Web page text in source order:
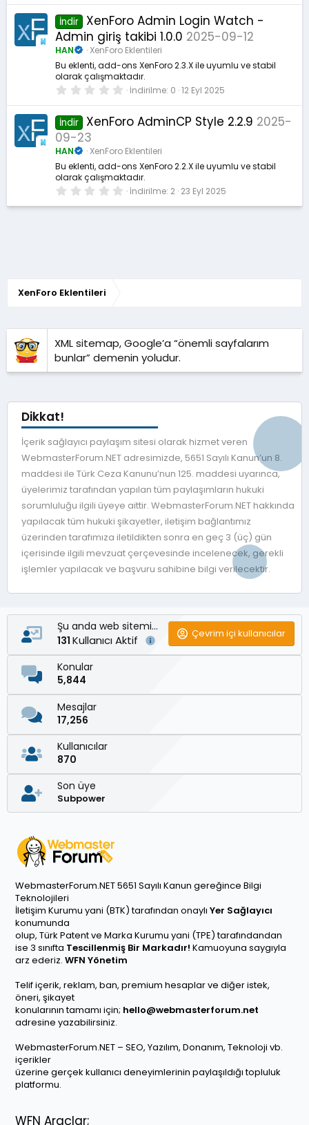
0
0
y
d
ı
z
İndir
XenForo Admin Login Watch -
Admin giriş takibi 1.0.0 2025-09-12
HAN
XenForo Eklentileri
Bu eklenti, add-ons XenForo 2.3.X ile uyumlu ve stabil
olarak çalışmaktadır.
0
0
0
y
d
ı
z
İndirilme 0 12 Eyl 2025
İndir XenForo AdminCP Style 2.2.9 2025-
09-23
HAN
XenForo Eklentileri
Bu eklenti, add-ons XenForo 2.2.X ile uyumlu ve stabil
olarak çalışmaktadır.
0
0
İndirilme 2 23 Eyl 2025
XenForo Eklentileri
XML sitemap, Google’a “önemli sayfalarım
bunlar” demenin yoludur.
Dikkat!
İçerik sağlayıcı paylaşım sitesi olarak hizmet veren
WebmasterForum.NET adresimizde, 5651 Sayılı Kanun’un 8.
maddesi ile Türk Ceza Kanunu’nun 125. maddesi uyarınca,
üyelerimiz tarafından yapılan tüm paylaşımların hukuki
sorumluluğu ilgili üyeye aittir. WebmasterForum.NET hakkında
yapılacak tüm hukuki şikayetler, iletişim bağlantımız
üzerinden tarafımıza iletildikten sonra en geç 3 (üç) gün
içerisinde ilgili mevzuat çerçevesinde incelenecek, gerekli
işlemler yapılacak ve başvuru sahibine bilgi verilecektir.
Şu anda web sitemizde
131 Kullanıcı Aktif Çevrim içi kullanıcılar
Konular
5,844
Mesajlar
17,256
Kullanıcılar
870
Son üye
Subpower
WebmasterForum.NET 5651 Sayılı Kanun gereğince Bilgi
Teknolojileri
İletişim Kurumu yani (BTK) tarafından onaylı Yer Sağlayıcı
konumunda
olup, Türk Patent ve Marka Kurumu yani (TPE) tarafındandan
ise 3 sınıfta Tescillenmiş Bir Markadır! Kamuoyuna saygıyla
arz ederiz. WFN Yönetim
Telif içerik, reklam, ban, premium hesaplar ve diğer istek,
öneri, şikayet
konularının tamamı için; hello@webmasterforum.net
adresine yazabilirsiniz.
WebmasterForum.NET – SEO, Yazılım, Donanım, Teknoloji vb.
içerikler
üzerine gerçek kullanıcı deneyimlerinin paylaşıldığı topluluk
platformu.
WFN Araçlar;